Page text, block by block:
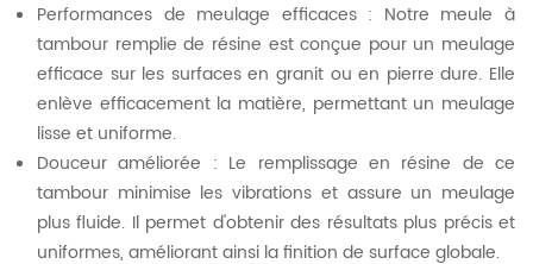
Performances de meulage efficaces : Notre meule à
tambour remplie de résine est conçue pour un meulage
efficace sur les surfaces en granit ou en pierre dure. Elle
enlève efficacement la matière, permettant un meulage
lisse et uniforme.
Douceur améliorée : Le remplissage en résine de ce
tambour minimise les vibrations et assure un meulage
plus fluide. Il permet d'obtenir des résultats plus précis et
uniformes, améliorant ainsi la finition de surface globale.